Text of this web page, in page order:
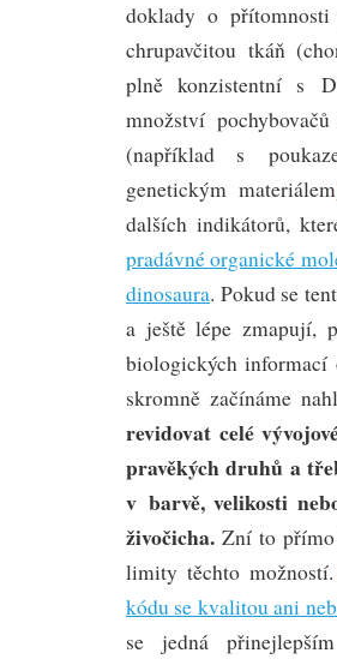
doklady o
chrupavčitou tkáň
plně konzistentní s
množství
(například s
genetickým
dalších indikátorů,
pradávné organické
dinosaura. Pokud se
a ještě lépe zmapují,
biologických informací
skromně začínáme
revidovat celé
pravěkých druhů a
v barvě, velikosti
živočicha. Zní to přímo
limity těchto
kódu se kvalitou ani
se jedná